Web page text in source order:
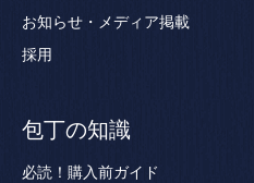
お知らせ・メディア掲載
採用
包丁の知識
必読！購入前ガイド